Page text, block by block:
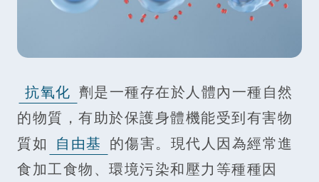
抗氧化 劑是一種存在於人體內一種自然
的物質，有助於保護身體機能受到有害物
質如 自由基 的傷害。現代人因為經常進
食加工食物、環境污染和壓力等種種因